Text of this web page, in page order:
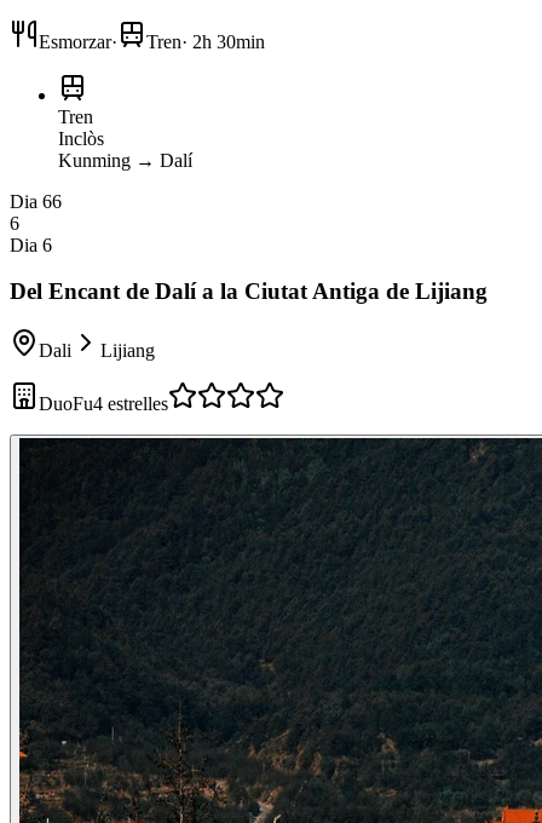
Esmorzar· Tren· 2h 30min
Tren
Inclòs
Kunming → Dalí
Dia 66
6
Dia 6
Del Encant de Dalí a la Ciutat Antiga de Lijiang
Dali Lijiang
DuoFu4 estrelles